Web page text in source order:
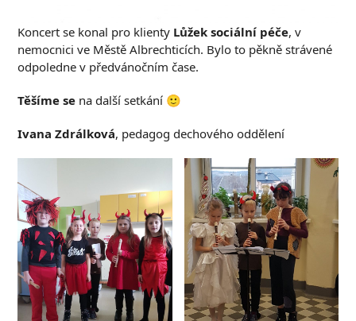
Koncert se konal pro klienty Lůžek sociální péče, v
nemocnici ve Městě Albrechticích. Bylo to pěkně strávené
odpoledne v předvánočním čase.
Těšíme se na další setkání 🙂
Ivana Zdrálková, pedagog dechového oddělení